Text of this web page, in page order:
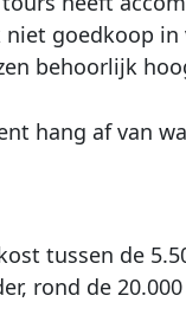
goedkoop
behoorlijk
hang af van
tussen de
rond de 20.000